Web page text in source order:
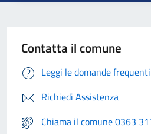
Contatta il comune
Leggi le domande frequenti
Richiedi Assistenza
Chiama il comune 0363